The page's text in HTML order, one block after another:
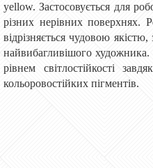
yellow. Застосовується для
різних нерівних поверхнях.
відрізняється чудовою
найвибагливішого художника.
рівнем світлостійкості
кольоровостійких пігментів.